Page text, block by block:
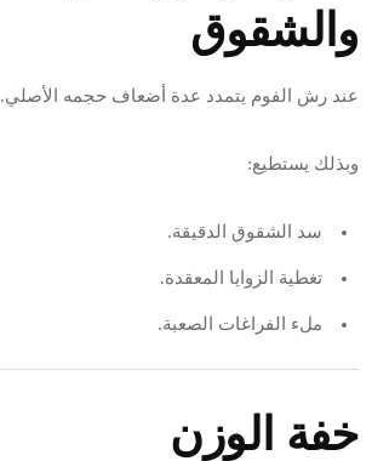
والشقوق
عند رش الفوم يتمدد عدة أضعاف حجمه الأصلي.
وبذلك يستطيع:
سد الشقوق الدقيقة.
تغطية الزوايا المعقدة.
ملء الفراغات الصعبة.
خفة الوزن